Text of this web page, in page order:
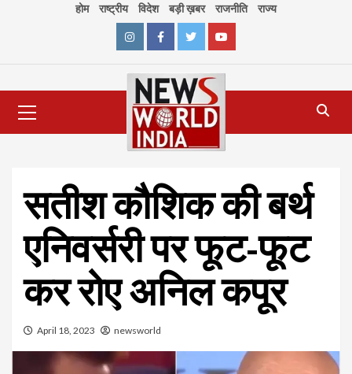
होम राष्ट्रीय विदेश बड़ी ख़बर राजनीति राज्य
InstagramFacebookTwitterYoutube
Menu
सतीश कौशिक की बर्थ
एनिवर्सरी पर फूट-फूट
कर रोए अनिल कपूर
April 18, 2023 newsworld